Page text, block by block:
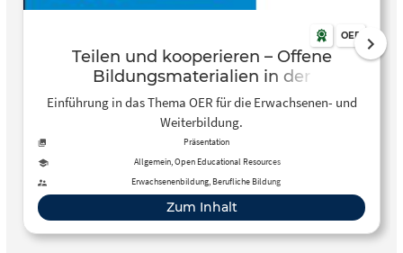
OER
Teilen und kooperieren – Offene
Bildungsmaterialien in der
Erwachsenen- und Weiterbildung
Einführung in das Thema OER für die Erwachsenen- und
Weiterbildung.
Präsentation
Allgemein, Open Educational Resources
Erwachsenenbildung, Berufliche Bildung
Zum Inhalt